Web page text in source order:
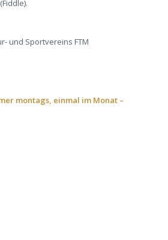
und Sportvereins FTM
montags, einmal im Monat –